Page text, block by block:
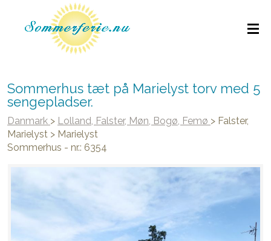
Sommerhus tæt på Marielyst torv med 5
sengepladser.
Danmark > Lolland, Falster, Møn, Bogø, Femø > Falster,
Marielyst > Marielyst
Sommerhus - nr.: 6354